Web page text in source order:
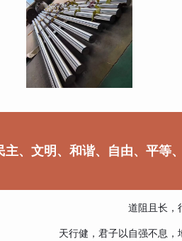
主、文明、和谐、自由、平等
道阻且长，
天行健，君子以自强不息，